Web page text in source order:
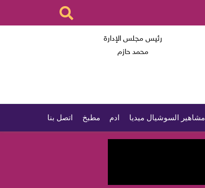
رئيس مجلس الإدارة
محمد حازم
مشاهير السوشيال ميديا ادم مطبخ اتصل بنا